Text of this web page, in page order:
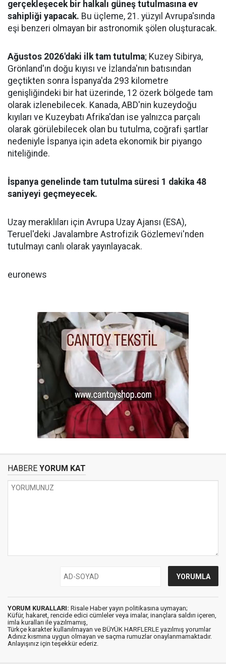
gerçekleşecek bir halkalı güneş tutulmasına ev
sahipliği yapacak. Bu üçleme, 21. yüzyıl Avrupa'sında
eşi benzeri olmayan bir astronomik şölen oluşturacak.
Ağustos 2026'daki ilk tam tutulma; Kuzey Sibirya,
Grönland'ın doğu kıyısı ve İzlanda'nın batısından
geçtikten sonra İspanya'da 293 kilometre
genişliğindeki bir hat üzerinde, 12 özerk bölgede tam
olarak izlenebilecek. Kanada, ABD'nin kuzeydoğu
kıyıları ve Kuzeybatı Afrika'dan ise yalnızca parçalı
olarak görülebilecek olan bu tutulma, coğrafi şartlar
nedeniyle İspanya için adeta ekonomik bir piyango
niteliğinde.
İspanya genelinde tam tutulma süresi 1 dakika 48
saniyeyi geçmeyecek.
Uzay meraklıları için Avrupa Uzay Ajansı (ESA),
Teruel'deki Javalambre Astrofizik Gözlemevi'nden
tutulmayı canlı olarak yayınlayacak.
euronews
HABERE YORUM KAT
YORUM KURALLARI: Risale Haber yayın politikasına uymayan;
Küfür, hakaret, rencide edici cümleler veya imalar, inançlara saldırı içeren,
imla kuralları ile yazılmamış,
Türkçe karakter kullanılmayan ve BÜYÜK HARFLERLE yazılmış yorumlar
Adınız kısmına uygun olmayan ve saçma rumuzlar onaylanmamaktadır.
Anlayışınız için teşekkür ederiz.